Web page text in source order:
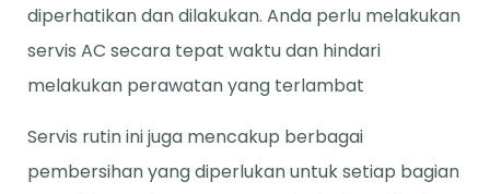
diperhatikan dan dilakukan. Anda perlu melakukan
servis AC secara tepat waktu dan hindari
melakukan perawatan yang terlambat
Servis rutin ini juga mencakup berbagai
pembersihan yang diperlukan untuk setiap bagian